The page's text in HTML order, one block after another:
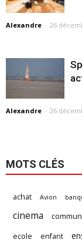
Alexandre - 26
Alexandre - 26
MOTS CLÉS
achat Avion
cinema
ecole enfant